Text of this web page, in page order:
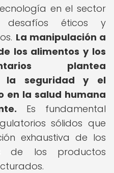
en el sector
desafíos éticos y
La manipulación a
los alimentos y los
plantea
la seguridad y el
en la salud humana
Es fundamental
sólidos que
exhaustiva de los
de los productos